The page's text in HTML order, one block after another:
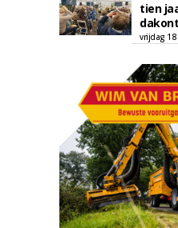
tien
vrijdag 18